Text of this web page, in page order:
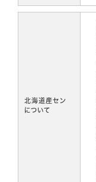
北海道産セン
について